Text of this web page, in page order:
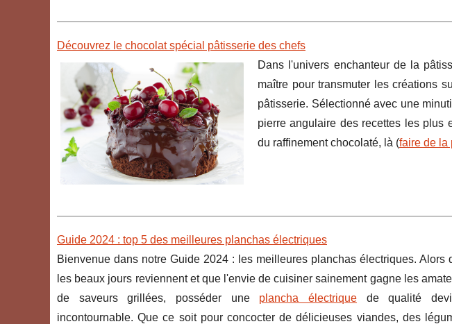
Découvrez le chocolat spécial pâtisserie des chefs
Dans l'univers enchanteur de la
maître pour transmuter les créations
pâtisserie. Sélectionné avec une
pierre angulaire des recettes les
du raffinement chocolaté, là (faire de la
Guide 2024 : top 5 des meilleures planchas électriques
Bienvenue dans notre Guide 2024 : les meilleures planchas électriques. Alors
les beaux jours reviennent et que l'envie de cuisiner sainement gagne les
de saveurs grillées, posséder une plancha électrique de qualité
incontournable. Que ce soit pour concocter de délicieuses viandes, des